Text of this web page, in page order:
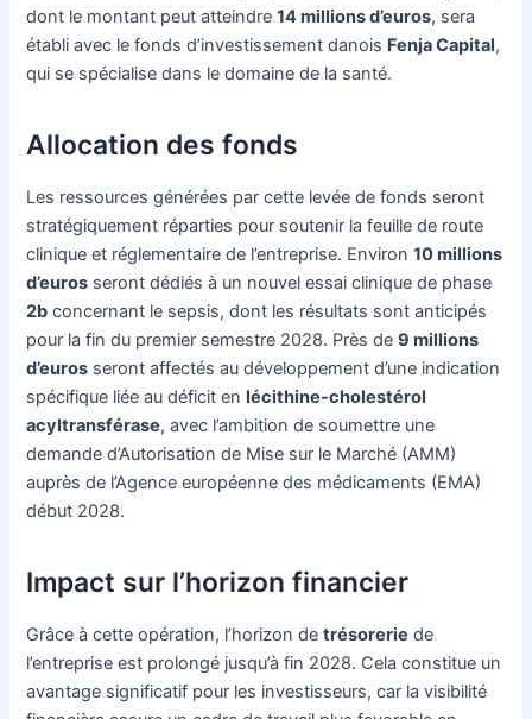
dont le montant peut atteindre14 millions d’euros, sera
établi avec le fonds d’investissement danois Fenja Capital,
qui se spécialise dans le domaine de la santé.
Allocation des fonds
Les ressources générées par cette levée de fonds seront
stratégiquement réparties pour soutenir la feuille de route
clinique et réglementaire de l’entreprise. Environ10 millions
d’euros seront dédiés à un nouvel essai clinique de phase
2b concernant le sepsis, dont les résultats sont anticipés
pour la fin du premier semestre 2028. Près de9 millions
d’euros seront affectés au développement d’une indication
spécifique liée au déficit enlécithine-cholestérol
acyltransférase, avec l’ambition de soumettre une
demande d’Autorisation de Mise sur le Marché (AMM)
auprès de l’Agence européenne des médicaments (EMA)
début 2028.
Impact sur l’horizon financier
Grâce à cette opération, l’horizon detrésorerie de
l’entreprise est prolongé jusqu’à fin 2028. Cela constitue un
avantage significatif pour les investisseurs, car la visibilité